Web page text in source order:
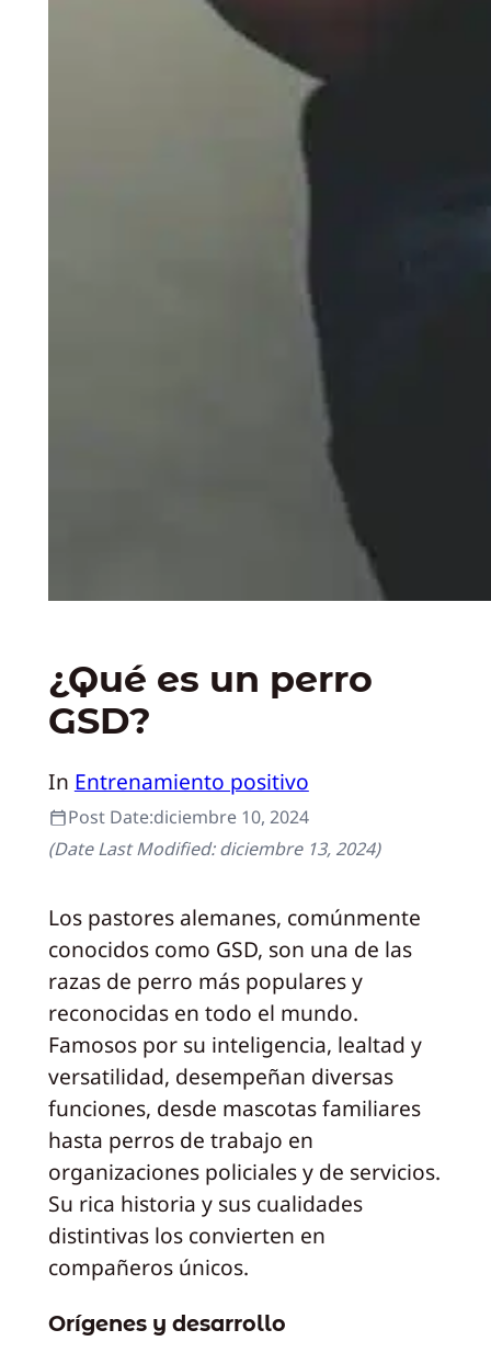
¿Qué es un perro
GSD?
In Entrenamiento positivo
Post Date:diciembre 10, 2024
(Date Last Modified:diciembre 13, 2024)
Los pastores alemanes, comúnmente
conocidos como GSD, son una de las
razas de perro más populares y
reconocidas en todo el mundo.
Famosos por su inteligencia, lealtad y
versatilidad, desempeñan diversas
funciones, desde mascotas familiares
hasta perros de trabajo en
organizaciones policiales y de servicios.
Su rica historia y sus cualidades
distintivas los convierten en
compañeros únicos.
Orígenes y desarrollo